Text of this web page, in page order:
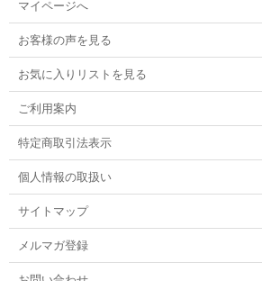
マイページへ
お客様の声を見る
お気に入りリストを見る
ご利用案内
特定商取引法表示
個人情報の取扱い
サイトマップ
メルマガ登録